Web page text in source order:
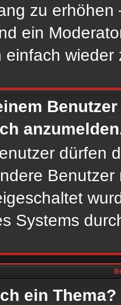
zu
ein
einfach wieder
dürfen
Systems
ein Thema?